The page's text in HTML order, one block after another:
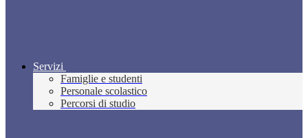
Servizi
Famiglie e studenti
Personale scolastico
Percorsi di studio